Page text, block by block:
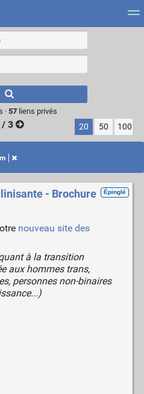
results.
· 57liens privés
/ 3 20 50 100
Épinglé
- Brochure
nouveau site des
à la transition
aux hommes trans,
personnes non-binaires